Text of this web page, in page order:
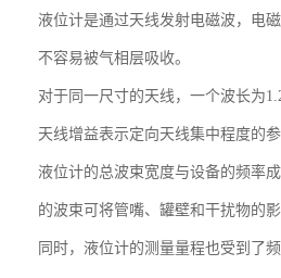
液位计是通过天线发射电磁波，电
不容易被气相层吸收。
对于同一尺寸的天线，一个波长为
天线增益表示定向天线集中程度的参
液位计的总波束宽度与设备的频率
的波束可将管嘴、罐壁和干扰物的
同时，液位计的测量量程也受到了